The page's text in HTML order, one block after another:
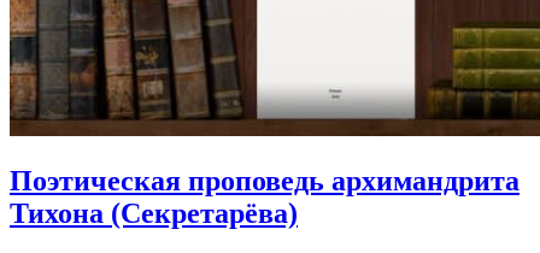
Поэтическая проповедь архимандрита
Тихона (Секретарёва)